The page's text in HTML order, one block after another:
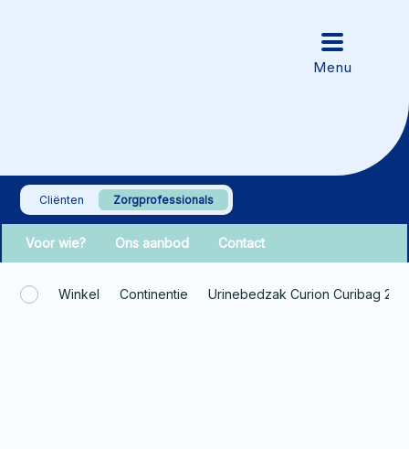
Cliënten Zorgprofessionals
Voor wie? Ons aanbod Contact
Winkel Continentie Urinebedzak Curion Curibag 2L